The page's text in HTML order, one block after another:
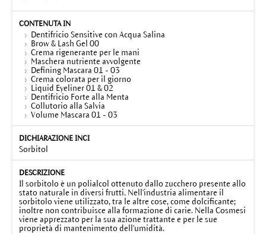
Dentifricio Sensitive con Acqua Salina
Brow & Lash Gel 00
Crema rigenerante per le mani
Maschera nutriente avvolgente
Defining Mascara 01 - 03
Crema colorata per il giorno
Liquid Eyeliner 01 & 02
Dentifricio Forte alla Menta
Collutorio alla Salvia
Volume Mascara 01 - 03
Sorbitol
Il sorbitolo è un polialcol ottenuto dallo zucchero presente allo
stato naturale in diversi frutti. Nell'industria alimentare il
sorbitolo viene utilizzato, tra le altre cose, come dolcificante;
inoltre non contribuisce alla formazione di carie. Nella Cosmesi
viene apprezzato per la sua azione trattante e per le sue
proprietà di mantenimento dell'umidità.